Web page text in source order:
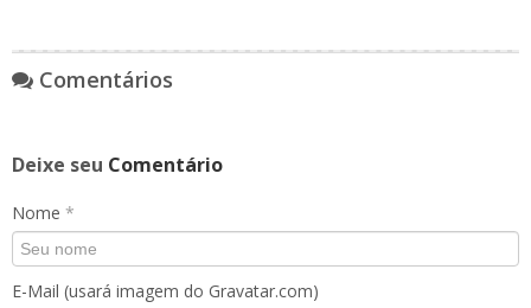
Comentários
Deixe seu Comentário
Nome *
E-Mail (usará imagem do Gravatar.com)